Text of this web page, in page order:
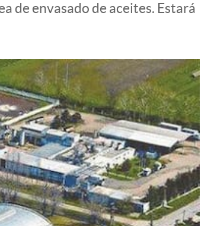
de envasado de aceites. Estará